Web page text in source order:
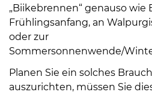
Uhr
sowie
außerhalb
„Biikebrennen“ genauso
Frühlingsanfang, an
oder zur
Sommersonnenwende/
Planen Sie ein solches
auszurichten, müssen Sie